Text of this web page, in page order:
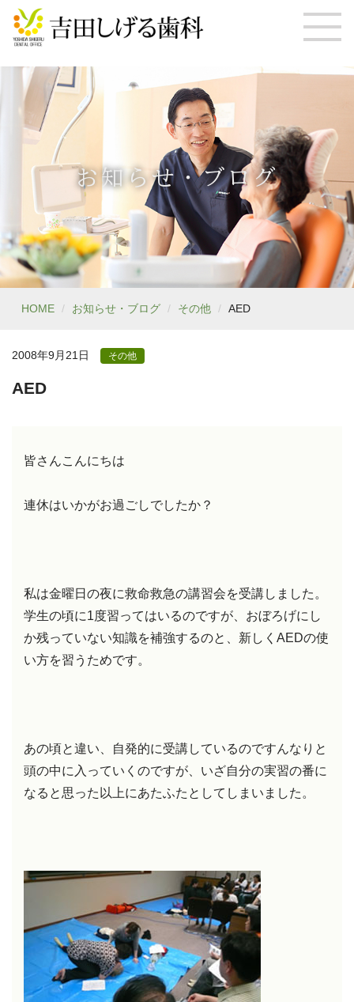
お知らせ・ブログ
HOME お知らせ・ブログ その他 AED
2008年9月21日 その他
AED
皆さんこんにちは
連休はいかがお過ごしでしたか？
私は金曜日の夜に救命救急の講習会を受講しました。
学生の頃に1度習ってはいるのですが、おぼろげにし
か残っていない知識を補強するのと、新しくAEDの使
い方を習うためです。
あの頃と違い、自発的に受講しているのですんなりと
頭の中に入っていくのですが、いざ自分の実習の番に
なると思った以上にあたふたとしてしまいました。